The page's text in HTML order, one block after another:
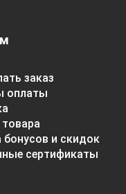
заказ
оплаты
бонусов и скидок
сертификаты